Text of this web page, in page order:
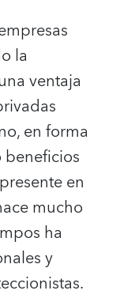
la
ventaja
en forma
en
mucho
ha
y